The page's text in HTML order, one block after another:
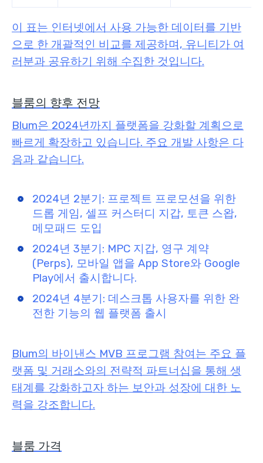
이 표는 인터넷에서 사용 가능한 데이터를 기반
으로 한 개괄적인 비교를 제공하며, 유니티가 여
러분과 공유하기 위해 수집한 것입니다.
블룸의 향후 전망
Blum은 2024년까지 플랫폼을 강화할 계획으로
빠르게 확장하고 있습니다. 주요 개발 사항은 다
음과 같습니다.
2024년 2분기: 프로젝트 프로모션을 위한
드롭 게임, 셀프 커스터디 지갑, 토큰 스왑,
메모패드 도입
2024년 3분기: MPC 지갑, 영구 계약
(Perps), 모바일 앱을 App Store와 Google
Play에서 출시합니다.
2024년 4분기: 데스크톱 사용자를 위한 완
전한 기능의 웹 플랫폼 출시
Blum의 바이낸스 MVB 프로그램 참여는 주요 플
랫폼 및 거래소와의 전략적 파트너십을 통해 생
태계를 강화하고자 하는 보안과 성장에 대한 노
력을 강조합니다.
블룸 가격